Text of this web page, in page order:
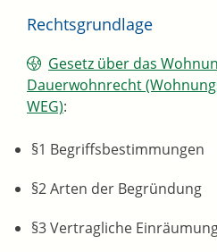
Rechtsgrundlage
Gesetz über das
Dauerwohnrecht
WEG):
§1 Begriffsbestimmungen
§2 Arten der Begründung
§3 Vertragliche